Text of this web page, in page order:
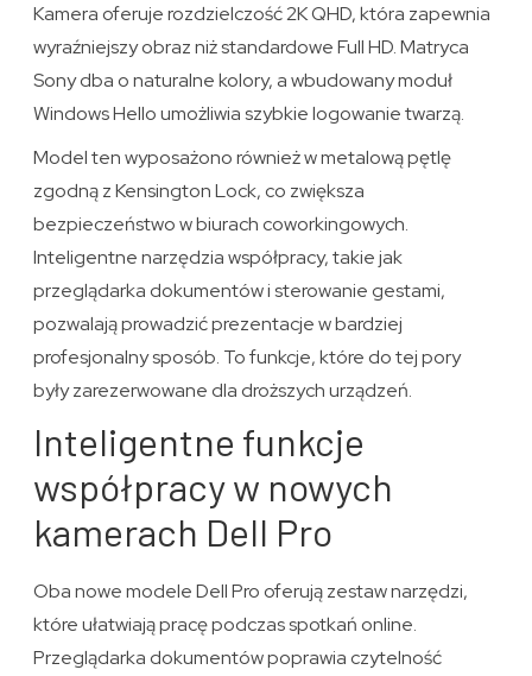
Kamera oferuje rozdzielczość 2K QHD, która zapewnia
wyraźniejszy obraz niż standardowe Full HD. Matryca
Sony dba o naturalne kolory, a wbudowany moduł
Windows Hello umożliwia szybkie logowanie twarzą.
Model ten wyposażono również w metalową pętlę
zgodną z Kensington Lock, co zwiększa
bezpieczeństwo w biurach coworkingowych.
Inteligentne narzędzia współpracy, takie jak
przeglądarka dokumentów i sterowanie gestami,
pozwalają prowadzić prezentacje w bardziej
profesjonalny sposób. To funkcje, które do tej pory
były zarezerwowane dla droższych urządzeń.
Inteligentne funkcje
współpracy w nowych
kamerach Dell Pro
Oba nowe modele Dell Pro oferują zestaw narzędzi,
które ułatwiają pracę podczas spotkań online.
Przeglądarka dokumentów poprawia czytelność